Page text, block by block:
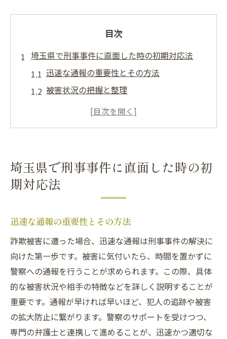
目次
埼玉県で刑事事件に直面した時の初期対応法
迅速な通報の重要性とその方法
被害状況の把握と整理
証拠保存のための具体的対策
周囲への情報共有とその注意点
詐欺被害における刑事事件の重要なポイント
詐欺の種類と特徴を知る
被害者としての法的権利
証拠収集の基本ステップ
詐欺被害の法的手続きの流れ
被害者支援制度とその活用
刑事事件における藤垣法律事務所の専門的サポ
ート
詐欺事件に特化した法的アドバイス
埼玉県で刑事事件に直面した時の初
期対応法
迅速な通報の重要性とその方法
詐欺被害に遭った場合、迅速な通報は刑事事件の解決に
向けた第一歩です。被害に気付いたら、時間を置かずに
警察への通報を行うことが求められます。この際、具体
的な被害状況や相手の特徴などを詳しく説明することが
重要です。通報が早ければ早いほど、犯人の追跡や被害
の拡大防止に繋がります。警察のサポートを受けつつ、
専門の弁護士と連携して進めることが、迅速かつ適切な